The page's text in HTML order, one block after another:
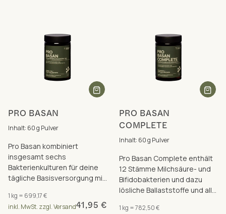
PRO BASAN
Inhalt: 60 g Pulver
Pro Basan kombiniert
insgesamt sechs
Bakterienkulturen für deine
tägliche Basisversorgung mit
Bifidobakterien.
1 kg = 699,17 €
inkl. MwSt. zzgl. Versand41,95 €
PRO BASAN
COMPLETE
Inhalt: 60 g Pulver
Pro Basan Complete enthält
12 Stämme Milchsäure- und
Bifidobakterien und dazu
lösliche Ballaststoffe und alle
1 kg = 782,50 €